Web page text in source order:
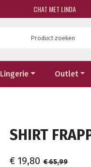
CHAT MET LINDA
Lingerie Outlet
SHIRT
€ 19,80 € 65,99